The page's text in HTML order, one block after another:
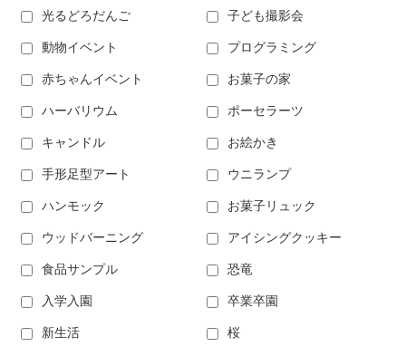
光るどろだんご 子ども撮影会
動物イベント プログラミング
赤ちゃんイベント お菓子の家
ハーバリウム ポーセラーツ
キャンドル お絵かき
手形足型アート ウニランプ
ハンモック お菓子リュック
ウッドバーニング アイシングクッキー
食品サンプル 恐竜
入学入園 卒業卒園
新生活 桜